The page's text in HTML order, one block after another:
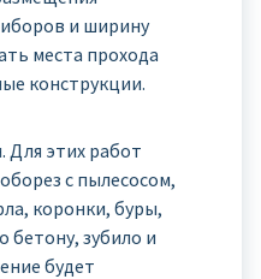
и ширину
места прохода
конструкции.
Для этих работ
с пылесосом,
коронки, буры,
бетону, зубило и
будет